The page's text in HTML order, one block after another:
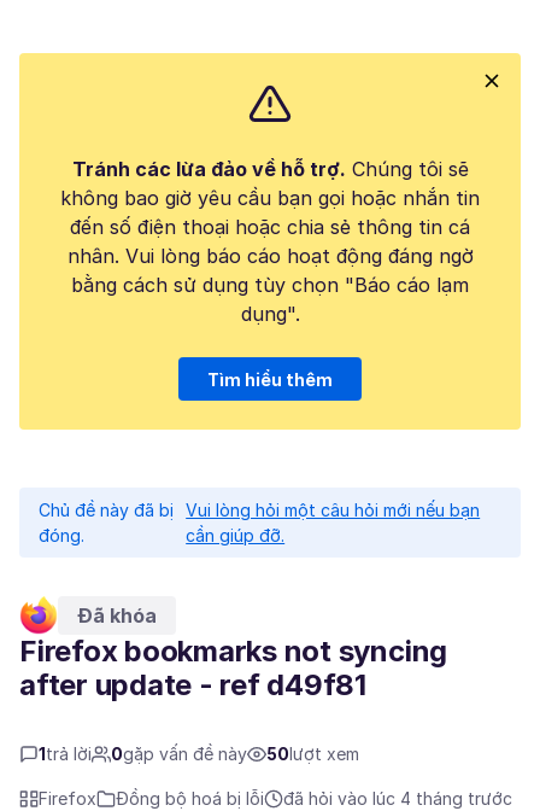
Tránh các lừa đảo về hỗ trợ. Chúng tôi sẽ
không bao giờ yêu cầu bạn gọi hoặc nhắn tin
đến số điện thoại hoặc chia sẻ thông tin cá
nhân. Vui lòng báo cáo hoạt động đáng ngờ
bằng cách sử dụng tùy chọn "Báo cáo lạm
dụng".
Tìm hiểu thêm
Chủ đề này đã bị
đóng.
Vui lòng hỏi một câu hỏi mới nếu bạn
cần giúp đỡ.
Đã khóa
Firefox bookmarks not syncing
after update - ref d49f81
1trả lời 0gặp vấn đề này 50lượt xem
Firefox Đồng bộ hoá bị lỗi
đã hỏi vào lúc 4 tháng trước